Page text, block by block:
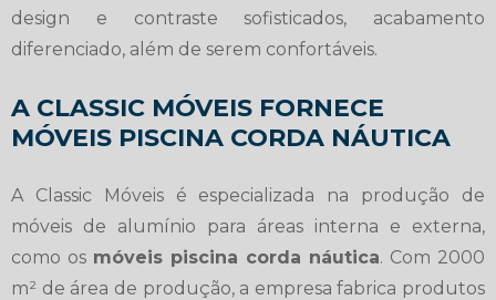
design e contraste sofisticados, acabamento
diferenciado, além de serem confortáveis.
A CLASSIC MÓVEIS FORNECE
MÓVEIS PISCINA CORDA NÁUTICA
A Classic Móveis é especializada na produção de
móveis de alumínio para áreas interna e externa,
como os móveis piscina corda náutica. Com 2000
m² de área de produção, a empresa fabrica produtos